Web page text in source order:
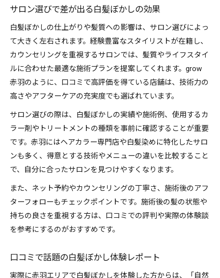
サロン選びで差が出る白髪ぼかしの効果
白髪ぼかしの仕上がりや髪質への影響は、サロン選びによっ
て大きく左右されます。経験豊富なスタイリストが在籍し、
カウンセリングを重視するサロンでは、髪質やライフスタイ
ルに合わせた最適な施術プランを提案してくれます。grow
赤羽のように、口コミで高評価を得ている店舗は、技術力の
高さやアフターケアの充実度でも選ばれています。
サロン選びの際は、白髪ぼかしの実績や施術例、使用するカ
ラー剤やトリートメントの種類を事前に確認することが重要
です。赤羽にはヘアカラー専門店や白髪染めに特化したサロ
ンも多く、得意とする技術やメニューの違いを比較すること
で、自分に合ったサロンを見つけやすくなります。
また、ネット予約やカウンセリングの丁寧さ、施術後のアフ
ターフォローもチェックポイントです。施術後の髪の状態や
持ちの良さを重視する方は、口コミでの評判や実際の体験談
を参考にするのがおすすめです。
口コミで話題の白髪ぼかし体験レポート
実際に赤羽エリアで白髪ぼかしを体験した方からは、「自然